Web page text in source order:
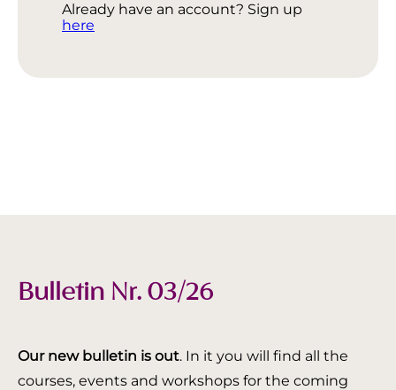
Already have an account? Sign up
here
Bulletin Nr. 03/26
Our new bulletin is out. In it you will find all the
courses, events and workshops for the coming